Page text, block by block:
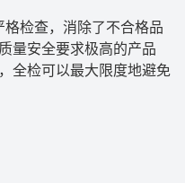
格检查，消除了不合格品
量安全要求极高的产品
全检可以最大限度地避免